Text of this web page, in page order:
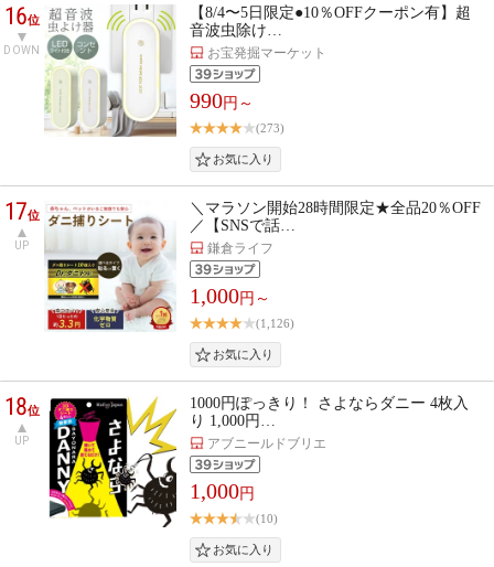
16位
DOWN
【8/4〜5日限定●10％OFFクーポン有】超
音波虫除け…
お宝発掘マーケット
990円～
(273)
17位
UP
＼マラソン開始28時間限定★全品20％OFF
／【SNSで話…
鎌倉ライフ
1,000円～
(1,126)
18位
UP
1000円ぽっきり！ さよならダニー 4枚入
り 1,000円…
アブニールドブリエ
1,000円
(10)